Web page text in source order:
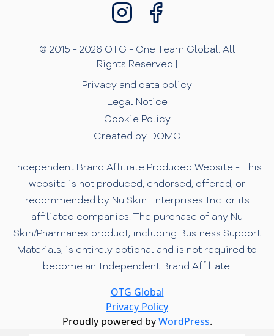
© 2015 - 2026 OTG - One Team Global. All
Rights Reserved |
Privacy and data policy
Legal Notice
Cookie Policy
Created by DOMO
Independent Brand Affiliate Produced Website - This
website is not produced, endorsed, offered, or
recommended by Nu Skin Enterprises Inc. or its
affiliated companies. The purchase of any Nu
Skin/Pharmanex product, including Business Support
Materials, is entirely optional and is not required to
become an Independent Brand Affiliate.
OTG Global
Privacy Policy
Proudly powered byWordPress.